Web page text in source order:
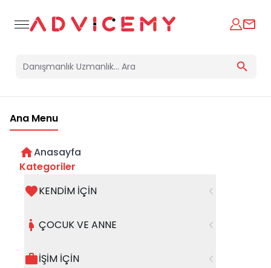
Ana Menu
Anasayfa
Kategoriler
KENDİM İÇİN
ÇOCUK VE ANNE
İŞİM İÇİN
halinde whatsapp hattımızdan iletişime